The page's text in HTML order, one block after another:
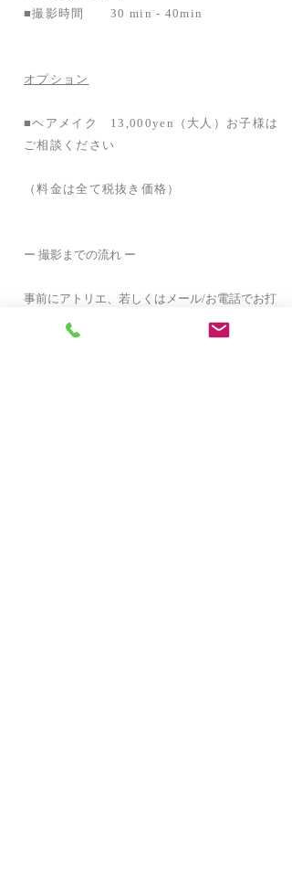
■撮影時間 30 min - 40min
オプション
■ヘアメイク 13,000yen（大人）お子様は
ご相談ください
（料金は全て税抜き価格）
ー 撮影までの流れ ー
事前にアトリエ、若しくはメール/お電話でお打
ち合わせとリスニングをします。
・誰を撮るか